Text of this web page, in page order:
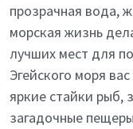
прозрачная вода,
морская жизнь
лучших мест для
Эгейского моря
яркие стайки рыб,
загадочные